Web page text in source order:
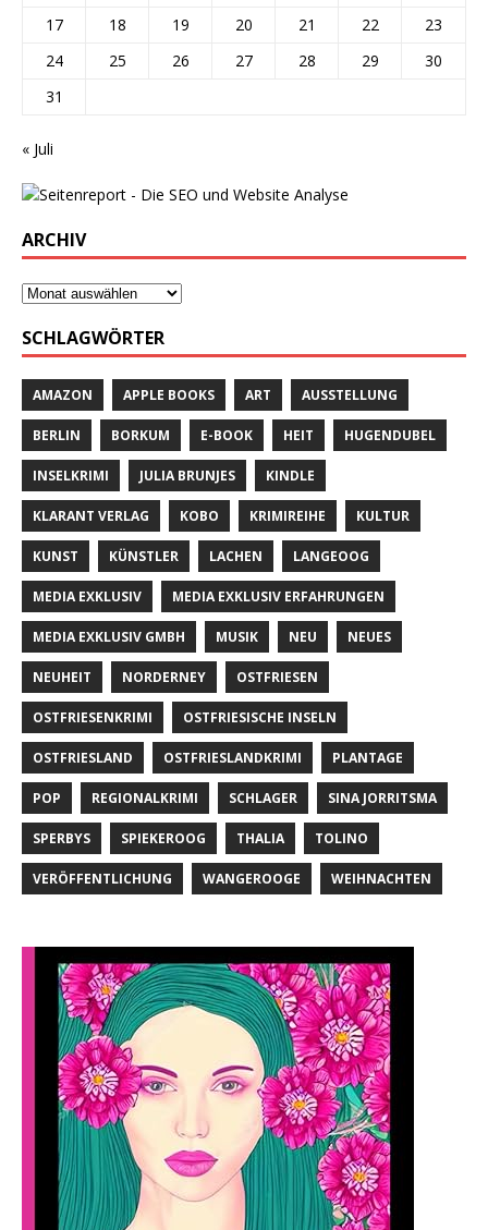
17
18 19 20 21 22
23
24
25 26 27 28 29
30
31
« Juli
ARCHIV
SCHLAGWÖRTER
AMAZON APPLE BOOKS ART AUSSTELLUNG
BERLIN BORKUM E-BOOK HEIT HUGENDUBEL
INSELKRIMI JULIA BRUNJES KINDLE
KLARANT VERLAG KOBO KRIMIREIHE KULTUR
KUNST KÜNSTLER LACHEN LANGEOOG
MEDIA EXKLUSIV MEDIA EXKLUSIV ERFAHRUNGEN
MEDIA EXKLUSIV GMBH MUSIK NEU NEUES
NEUHEIT NORDERNEY OSTFRIESEN
OSTFRIESENKRIMI OSTFRIESISCHE INSELN
OSTFRIESLAND OSTFRIESLANDKRIMI PLANTAGE
POP REGIONALKRIMI SCHLAGER SINA JORRITSMA
SPERBYS SPIEKEROOG THALIA TOLINO
VERÖFFENTLICHUNG WANGEROOGE WEIHNACHTEN